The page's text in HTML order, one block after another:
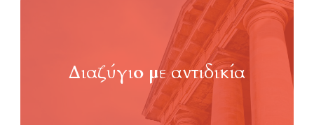
Διαζύγιο με αντιδικία